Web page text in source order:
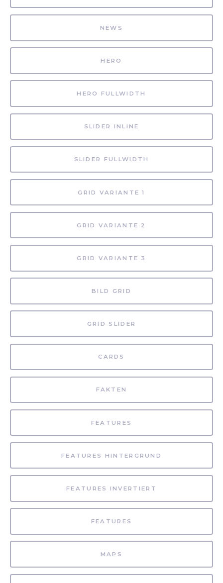
NEWS
HERO
HERO FULLWIDTH
SLIDER INLINE
SLIDER FULLWIDTH
GRID VARIANTE 1
GRID VARIANTE 2
GRID VARIANTE 3
BILD GRID
GRID SLIDER
CARDS
FAKTEN
FEATURES
FEATURES HINTERGRUND
FEATURES INVERTIERT
FEATURES
MAPS